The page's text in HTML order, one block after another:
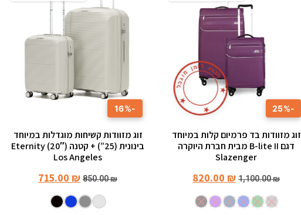
-25%
מ
בצע ל זמן
מ
ו
ג
ב
ל ★
★
★
זוג מזוודות בד פרמיום קלות במיוחד
דגם B-lite II מבית חברת היוקרה
Slazenger
1,100.00₪
820.00 ₪
-16%
זוג מזוודות קשיחות מוגדלות במיוחד
בינונית (25”) + קטנה (20″) Eternity
Los Angeles
850.00₪
715.00 ₪